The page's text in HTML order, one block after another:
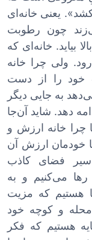
یعنی خانه‌ای
چون رطوبت
خانه‌ای که
ولی چرا خانه
خود را از دست
به جایی دیگر
دهد. شاید آن‌جا
چرا خانه ارزش و
خودمان ارزش آن
فضای کاذب
می‌کنیم و به
هستیم که مزیت
و کوچه خود
هستیم که فکر